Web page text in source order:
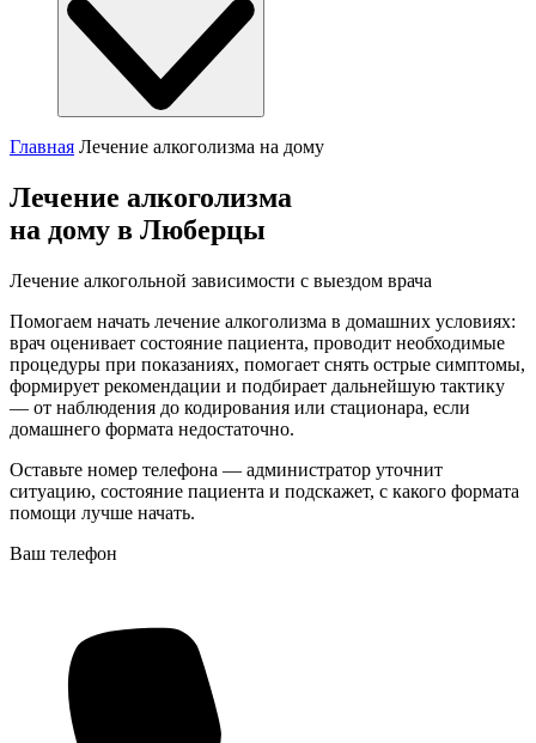
Главная Лечение алкоголизма на дому
Лечение алкоголизма
на дому в Люберцы
Лечение алкогольной зависимости с выездом врача
Помогаем начать лечение алкоголизма в домашних условиях:
врач оценивает состояние пациента, проводит необходимые
процедуры при показаниях, помогает снять острые симптомы,
формирует рекомендации и подбирает дальнейшую тактику
— от наблюдения до кодирования или стационара, если
домашнего формата недостаточно.
Оставьте номер телефона — администратор уточнит
ситуацию, состояние пациента и подскажет, с какого формата
помощи лучше начать.
Ваш телефон